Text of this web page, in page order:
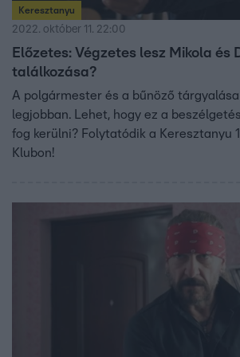
Keresztanyu
2022. október 11. 22:00
Előzetes: Végzetes lesz Mikola és
találkozása?
A polgármester és a bűnöző
legjobban. Lehet, hogy ez a
fog kerülni? Folytatódik a Keresztanyu
Klubon!